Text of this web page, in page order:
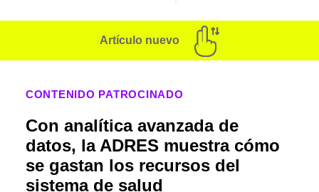
Artículo nuevo
CONTENIDO PATROCINADO
Con analítica avanzada de
datos, la ADRES muestra cómo
se gastan los recursos del
sistema de salud